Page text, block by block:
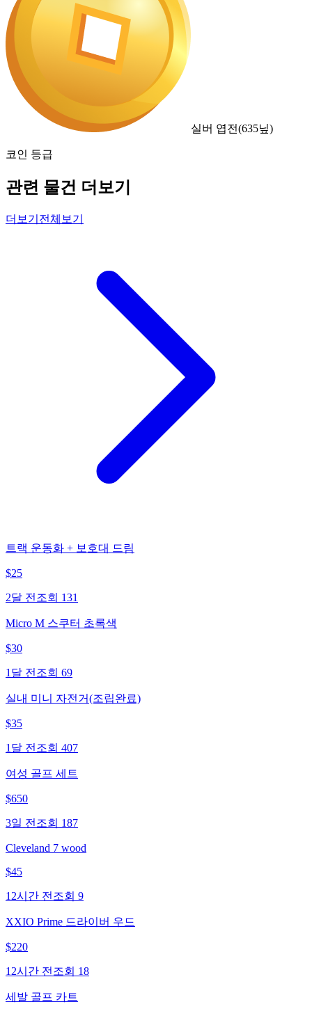
실버 엽전(635닢)
코인 등급
관련 물건 더보기
더보기 전체보기
트랙 운동화 + 보호대 드림
$25
2달 전 조회 131
Micro M 스쿠터 초록색
$30
1달 전 조회 69
실내 미니 자전거(조립완료)
$35
1달 전 조회 407
여성 골프 세트
$650
3일 전 조회 187
Cleveland 7 wood
$45
12시간 전 조회 9
XXIO Prime 드라이버 우드
$220
12시간 전 조회 18
세발 골프 카트